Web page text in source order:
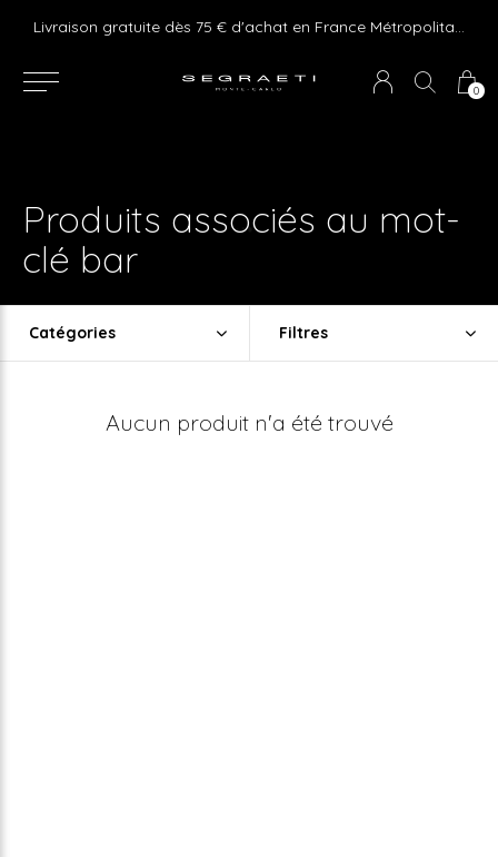
0
Livraison gratuite dès 75 € d'achat en France Métropolitaine et Monaco (hors mobilier)
Produits associés au mot-
clé bar
Catégories Filtres
Aucun produit n'a été trouvé